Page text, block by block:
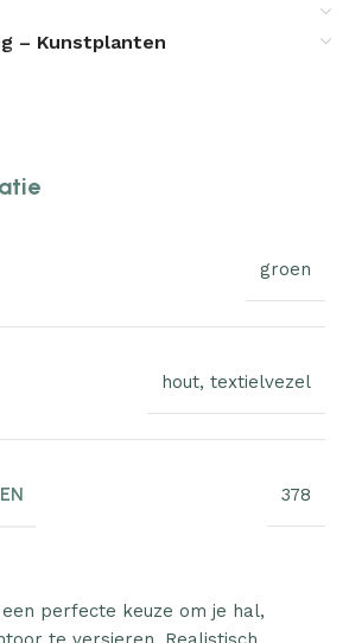
– Kunstplanten
groen
hout, textielvezel
378
perfecte keuze om je hal,